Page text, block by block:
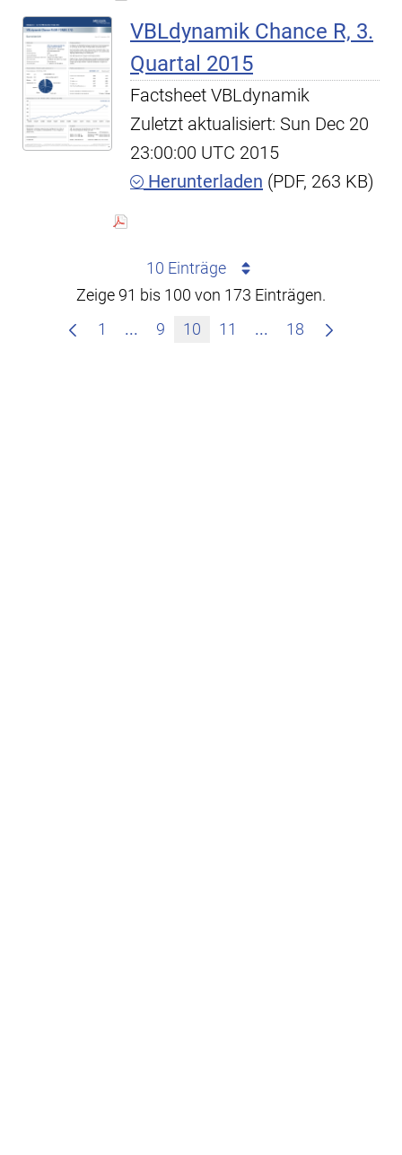
VBLdynamik Chance R, 3.
Quartal 2015
Factsheet VBLdynamik
Zuletzt aktualisiert: Sun Dec 20
23:00:00 UTC 2015
Herunterladen (PDF, 263 KB)
10 Einträge
Zeige 91 bis 100 von 173 Einträgen.
1
... Zwischenseiten Navigieren mit TAB-
9 10 11 ... Zwischenseiten
18